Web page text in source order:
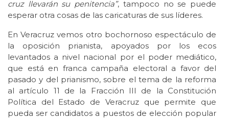
cruz llevarán su penitencia”, tampoco no se puede
esperar otra cosas de las caricaturas de sus líderes.
En Veracruz vemos otro bochornoso espectáculo de
la oposición prianista, apoyados por los ecos
levantados a nivel nacional por el poder mediático,
que está en franca campaña electoral a favor del
pasado y del prianismo, sobre el tema de la reforma
al artículo 11 de la Fracción III de la Constitución
Política del Estado de Veracruz que permite que
pueda ser candidatos a puestos de elección popular